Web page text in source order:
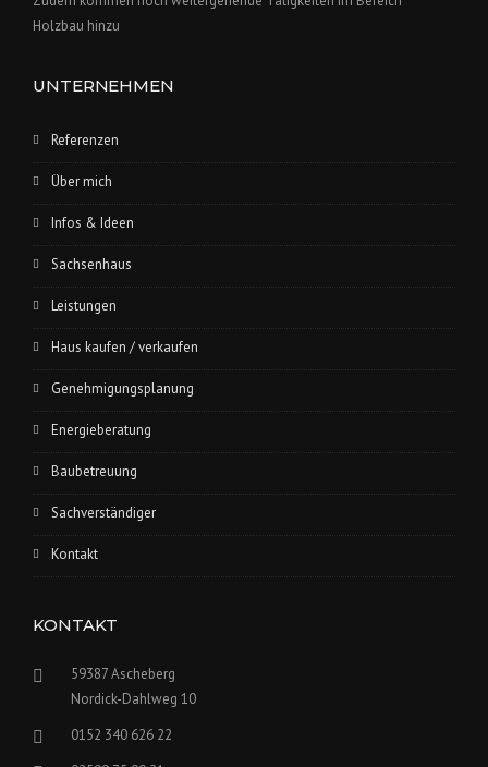
Holzbau hinzu
UNTERNEHMEN
Referenzen
Über mich
Infos & Ideen
Sachsenhaus
Leistungen
Haus kaufen / verkaufen
Genehmigungsplanung
Energieberatung
Baubetreuung
Sachverständiger
Kontakt
KONTAKT
59387 Ascheberg
Nordick-Dahlweg 10
0152 340 626 22